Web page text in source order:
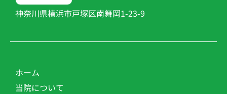
神奈川県横浜市戸塚区南舞岡1-23-9
ホーム
当院について